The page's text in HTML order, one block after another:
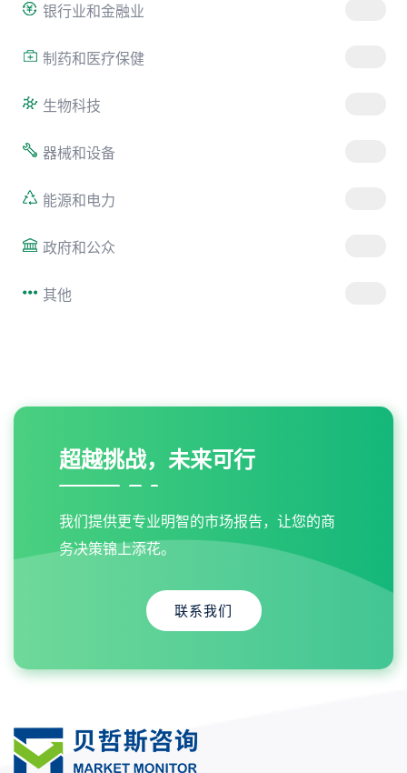
银行业和金融业
制药和医疗保健
生物科技
器械和设备
能源和电力
政府和公众
其他
超越挑战，未来可行
我们提供更专业明智的市场报告，让您的商
务决策锦上添花。
联系我们